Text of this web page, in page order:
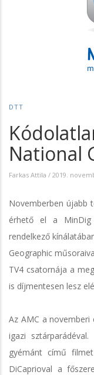
DTT
National
Farkas Attila / 2019.
Novemberben újabb
érhető el a
rendelkező
Geographic
TV4 csatornája a
is díjmentesen lesz
Az AMC a
igazi
gyémánt című
DiCaprioval a